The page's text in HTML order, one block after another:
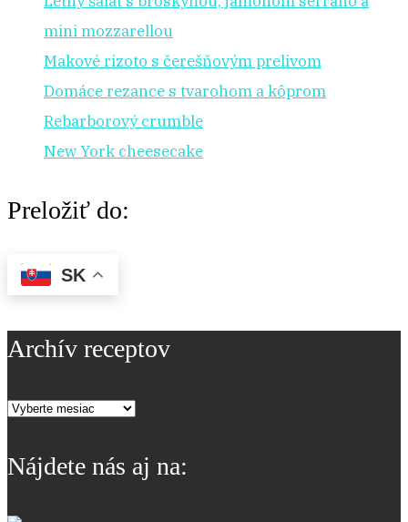
mini mozzarellou
Makové rizoto s čerešňovým prelivom
Domáce rezance s tvarohom a kôprom
Rebarborový crumble
New York cheesecake
Preložiť do:
SK
Archív receptov
Archív
Nájdete nás aj na: